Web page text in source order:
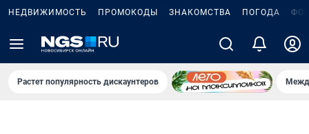
НЕДВИЖИМОСТЬ ПРОМОКОДЫ ЗНАКОМСТВА ПОГОДА
Растет популярность дискаунтеров